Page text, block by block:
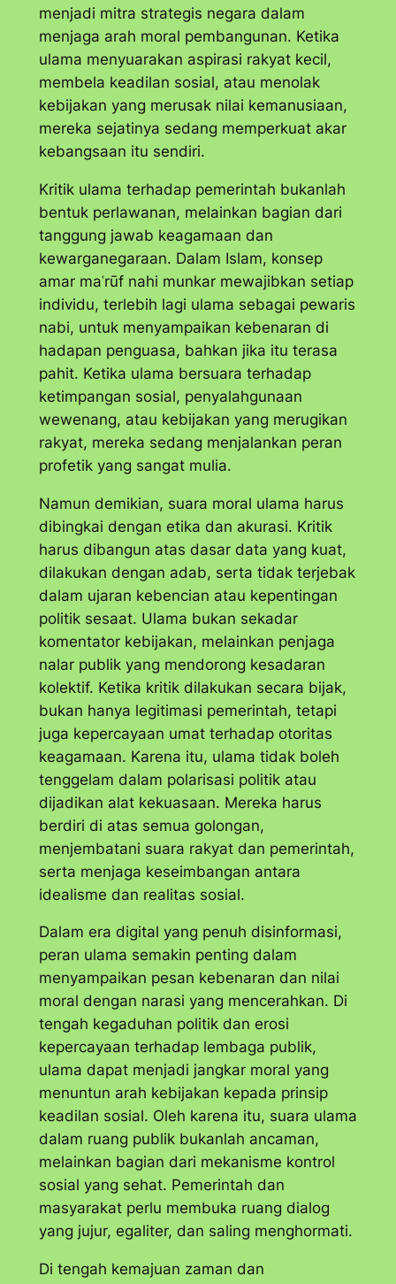
menjadi mitra strategis negara dalam
menjaga arah moral pembangunan. Ketika
ulama menyuarakan aspirasi rakyat kecil,
membela keadilan sosial, atau menolak
kebijakan yang merusak nilai kemanusiaan,
mereka sejatinya sedang memperkuat akar
kebangsaan itu sendiri.
Kritik ulama terhadap pemerintah bukanlah
bentuk perlawanan, melainkan bagian dari
tanggung jawab keagamaan dan
kewarganegaraan. Dalam Islam, konsep
amar maʿrūf nahi munkarmewajibkan setiap
individu, terlebih lagi ulama sebagai pewaris
nabi, untuk menyampaikan kebenaran di
hadapan penguasa, bahkan jika itu terasa
pahit. Ketika ulama bersuara terhadap
ketimpangan sosial, penyalahgunaan
wewenang, atau kebijakan yang merugikan
rakyat, mereka sedang menjalankan peran
profetik yang sangat mulia.
Namun demikian, suara moral ulama harus
dibingkai dengan etika dan akurasi. Kritik
harus dibangun atas dasar data yang kuat,
dilakukan dengan adab, serta tidak terjebak
dalam ujaran kebencian atau kepentingan
politik sesaat. Ulama bukan sekadar
komentator kebijakan, melainkan penjaga
nalar publik yang mendorong kesadaran
kolektif. Ketika kritik dilakukan secara bijak,
bukan hanya legitimasi pemerintah, tetapi
juga kepercayaan umat terhadap otoritas
keagamaan. Karena itu, ulama tidak boleh
tenggelam dalam polarisasi politik atau
dijadikan alat kekuasaan. Mereka harus
berdiri di atas semua golongan,
menjembatani suara rakyat dan pemerintah,
serta menjaga keseimbangan antara
idealisme dan realitas sosial.
Dalam era digital yang penuh disinformasi,
peran ulama semakin penting dalam
menyampaikan pesan kebenaran dan nilai
moral dengan narasi yang mencerahkan. Di
tengah kegaduhan politik dan erosi
kepercayaan terhadap lembaga publik,
ulama dapat menjadi jangkar moral yang
menuntun arah kebijakan kepada prinsip
keadilan sosial. Oleh karena itu, suara ulama
dalam ruang publik bukanlah ancaman,
melainkan bagian dari mekanisme kontrol
sosial yang sehat. Pemerintah dan
masyarakat perlu membuka ruang dialog
yang jujur, egaliter, dan saling menghormati.
Di tengah kemajuan zaman dan